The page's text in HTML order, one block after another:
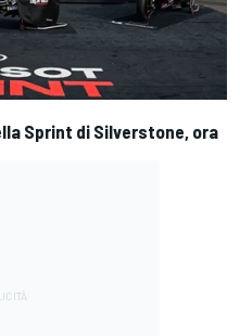
Sprint di Silverstone, ora